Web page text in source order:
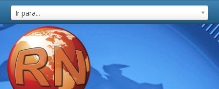
Ir para...